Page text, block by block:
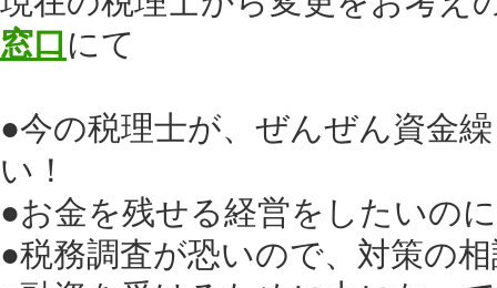
窓口 にて
●今の税理士が、ぜんぜん資金
い！
●お金を残せる経営をしたいの
●税務調査が恐いので、対策の